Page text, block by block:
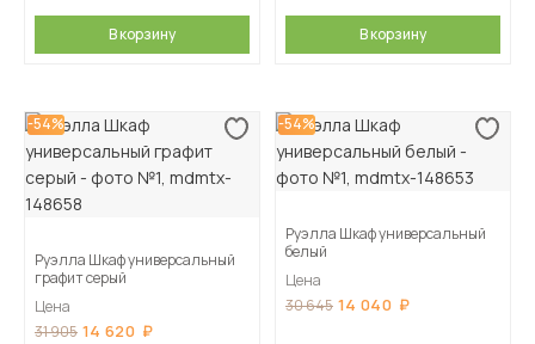
В корзину В корзину
-54%
Руэлла Шкаф универсальный
графит серый
Цена
31 905 14 620
-54%
Руэлла Шкаф универсальный
белый
Цена
30 645 14 040